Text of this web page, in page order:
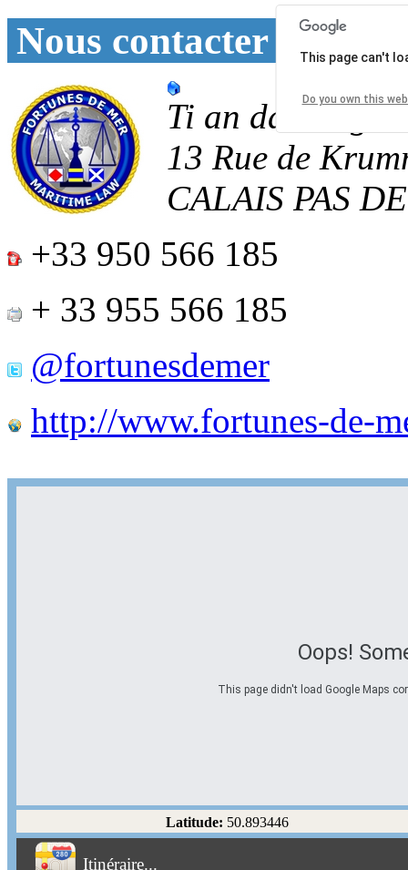
Nous contacter
Ti an
13 Rue de
CALAIS PAS
+33 950 566 185
+ 33 955 566 185
@fortunesdemer
http://www.fortunes-de-
Oops!
This page didn't load Google Maps
This page can't
Do you own this
Latitude: 50.893446
Itinéraire...
Éviter les autoroutes
Éviter les péages
Partir! Reset